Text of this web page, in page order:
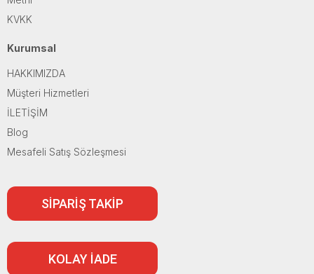
KVKK
Kurumsal
HAKKIMIZDA
Müşteri Hizmetleri
İLETİŞİM
Blog
Mesafeli Satış Sözleşmesi
SİPARİŞ TAKİP
KOLAY İADE